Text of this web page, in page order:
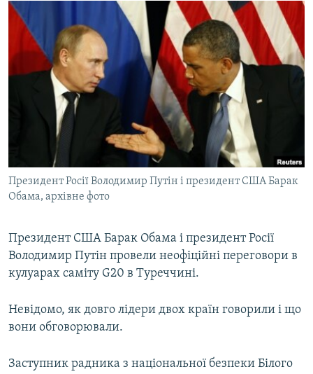
УКРАЇНА
ТИ ЯК?
СХЕМИ
КИТАЙ.ВИКЛИКИ
МУЛЬТИМЕДІА
СПЕЦПРОЄКТИ
ПОДКАСТИ
КРИМ РЕАЛІЇ
УКР
КТАТ
ДОЛУЧАЙСЯ!
Президент Росії Володимир Путін і президент США Барак
Обама, архівне фото
Президент США Барак Обама і президент Росії
Володимир Путін провели неофіційні переговори в
кулуарах саміту G20 в Туреччині.
Невідомо, як довго лідери двох країн говорили і що
вони обговорювали.
Заступник радника з національної безпеки Білого